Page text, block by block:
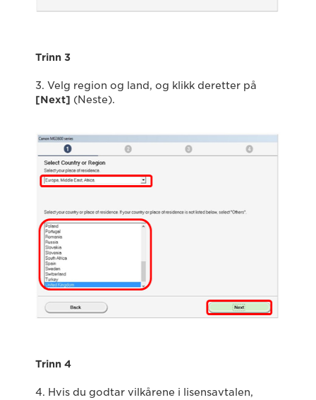
Trinn 3
3. Velg region og land, og klikk deretter på
[Next] (Neste).
Trinn 4
4. Hvis du godtar vilkårene i lisensavtalen,